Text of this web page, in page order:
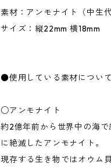
素材：アンモナイト（中生
サイズ：縦22mm 横18mm
●使用している素材について
○アンモナイト
約2億年前から世界中の海
に絶滅したアンモナイト。
現存する生き物ではオウム